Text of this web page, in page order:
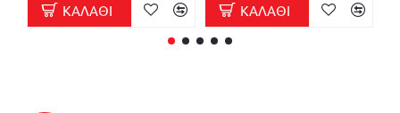
ΚΑΛΆΘΙ ΚΑΛΆΘΙ